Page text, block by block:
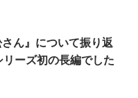
さん』について振り返
ーズ初の長編でした